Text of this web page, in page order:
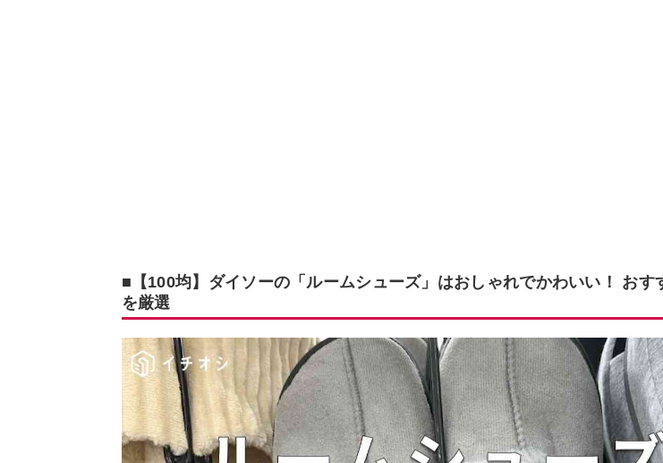
■【100均】ダイソーの「ルームシューズ」はおしゃれでかわいい！ おす
を厳選